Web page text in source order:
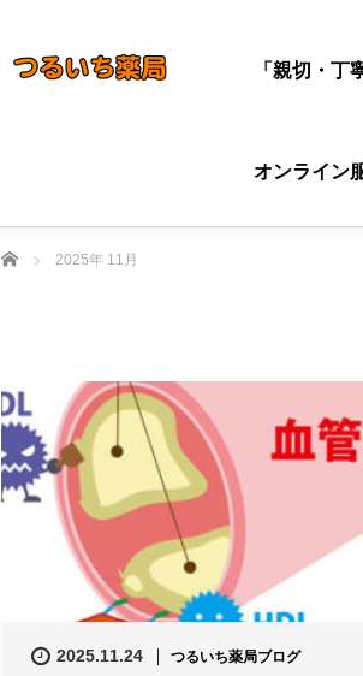
「親切・
オンライン
ホーム 2025年 11月
2025.11.24 つるいち薬局ブログ